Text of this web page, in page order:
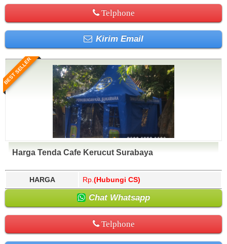
Telphone
Kirim Email
BEST SELLER
Harga Tenda Cafe Kerucut Surabaya
HARGA Rp. (Hubungi CS)
Chat Whatsapp
Telphone